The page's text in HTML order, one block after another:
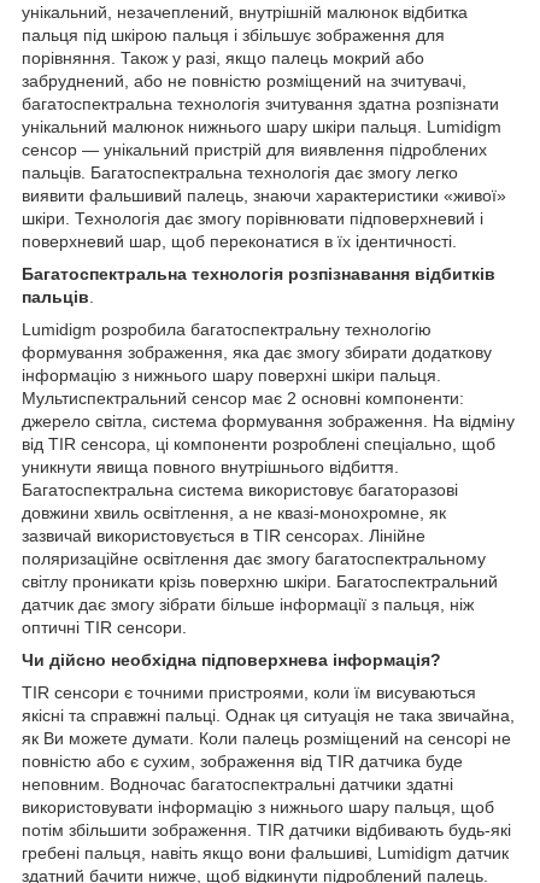
унікальний, незачеплений, внутрішній малюнок відбитка
пальця під шкірою пальця і збільшує зображення для
порівняння. Також у разі, якщо палець мокрий або
забруднений, або не повністю розміщений на зчитувачі,
багатоспектральна технологія зчитування здатна розпізнати
унікальний малюнок нижнього шару шкіри пальця. Lumidigm
сенсор — унікальний пристрій для виявлення підроблених
пальців. Багатоспектральна технологія дає змогу легко
виявити фальшивий палець, знаючи характеристики «живої»
шкіри. Технологія дає змогу порівнювати підповерхневий і
поверхневий шар, щоб переконатися в їх ідентичності.
Багатоспектральна технологія розпізнавання відбитків
пальців
Lumidigm розробила багатоспектральну технологію
формування зображення, яка дає змогу збирати додаткову
інформацію з нижнього шару поверхні шкіри пальця.
Мультиспектральний сенсор має 2 основні компоненти:
джерело світла, система формування зображення. На відміну
від TIR сенсора, ці компоненти розроблені спеціально, щоб
уникнути явища повного внутрішнього відбиття.
Багатоспектральна система використовує багаторазові
довжини хвиль освітлення, а не квазі-монохромне, як
зазвичай використовується в TIR сенсорах. Лінійне
поляризаційне освітлення дає змогу багатоспектральному
світлу проникати крізь поверхню шкіри. Багатоспектральний
датчик дає змогу зібрати більше інформації з пальця, ніж
оптичні TIR сенсори.
Чи дійсно необхідна підповерхнева інформація?
TIR сенсори є точними пристроями, коли їм висуваються
якісні та справжні пальці. Однак ця ситуація не така звичайна,
як Ви можете думати. Коли палець розміщений на сенсорі не
повністю або є сухим, зображення від TIR датчика буде
неповним. Водночас багатоспектральні датчики здатні
використовувати інформацію з нижнього шару пальця, щоб
потім збільшити зображення. TIR датчики відбивають будь-які
гребені пальця, навіть якщо вони фальшиві, Lumidigm датчик
здатний бачити нижче, щоб відкинути підроблений палець.